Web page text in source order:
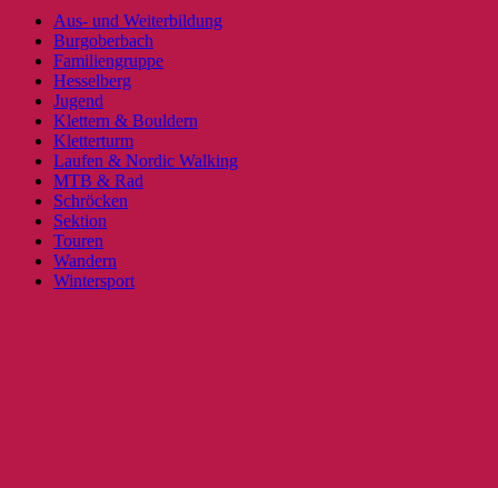
Aus- und Weiterbildung
Burgoberbach
Familiengruppe
Hesselberg
Jugend
Klettern & Bouldern
Kletterturm
Laufen & Nordic Walking
MTB & Rad
Schröcken
Sektion
Touren
Wandern
Wintersport